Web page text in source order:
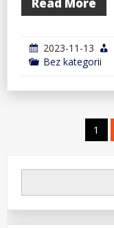
2023-11-13
Bez kategorii
Stronicowanie
1